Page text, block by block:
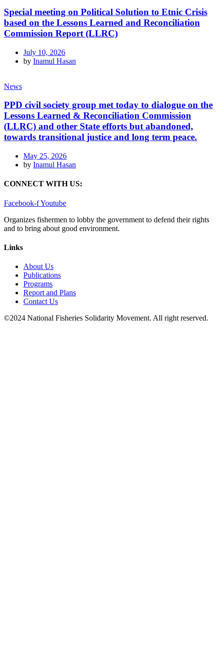
Special meeting on Political Solution to Etnic Crisis
based on the Lessons Learned and Reconciliation
Commission Report (LLRC)
July 10, 2026
by Inamul Hasan
News
PPD civil society group met today to dialogue on the
Lessons Learned & Reconciliation Commission
(LLRC) and other State efforts but abandoned,
towards transitional justice and long term peace.
May 25, 2026
by Inamul Hasan
CONNECT WITH US:
Facebook-fYoutube
Organizes fishermen to lobby the government to defend their rights
and to bring about good environment.
Links
About Us
Publications
Programs
Report and Plans
Contact Us
©2024 National Fisheries Solidarity Movement. All right reserved.